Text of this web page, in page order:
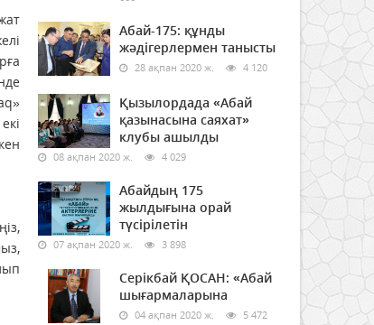
Абай-175: құнды
жәдігерлермен танысты
28 ақпан 2020 ж. 4 120
Қызылордада «Абай
қазынасына саяхат»
клубы ашылды
08 ақпан 2020 ж. 4 029
Абайдың 175
жылдығына орай
түсірілетін
07 ақпан 2020 ж. 3 898
Серікбай ҚОСАН: «Абай
шығармаларына
04 ақпан 2020 ж. 5 472